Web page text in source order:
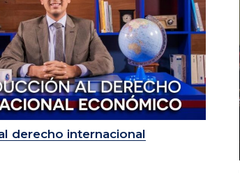
derecho internacional